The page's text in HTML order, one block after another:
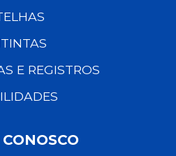
TINTAS
E REGISTROS